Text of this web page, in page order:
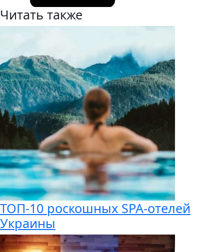
Читать также
ТОП-10 роскошных SPA-отелей
Украины